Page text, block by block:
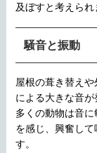
及ぼすと考えられ
騒音と振動
屋根の葺き替え
による大きな音が
多くの動物は音
を感じ、興奮し
す。